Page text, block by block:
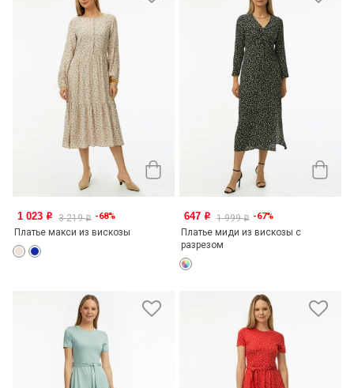
1 023 o 3 219o -68%
Платье макси из вискозы
647 o 1 999o -67%
Платье миди из вискозы с
разрезом